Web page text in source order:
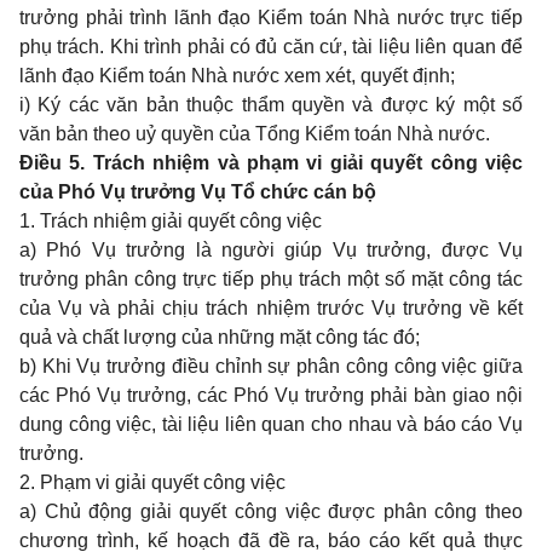
trưởng phải trình lãnh đạo Kiểm toán Nhà nước trực tiếp
phụ trách. Khi trình phải có đủ căn cứ, tài liệu liên quan để
lãnh đạo Kiểm toán Nhà nước xem xét, quyết định;
i) Ký các văn bản thuộc thẩm quyền và được ký một số
văn bản theo uỷ quyền của Tổng Kiểm toán Nhà nước.
Điều 5. Trách nhiệm và phạm vi giải quyết công việc
của Phó Vụ trưởng Vụ Tổ chức cán bộ
1. Trách nhiệm giải quyết công việc
a) Phó Vụ trưởng là người giúp Vụ trưởng, được Vụ
trưởng phân công trực tiếp phụ trách một số mặt công tác
của Vụ và phải chịu trách nhiệm trước Vụ trưởng về kết
quả và chất lượng của những mặt công tác đó;
b) Khi Vụ trưởng điều chỉnh sự phân công công việc giữa
các Phó Vụ trưởng, các Phó Vụ trưởng phải bàn giao nội
dung công việc, tài liệu liên quan cho nhau và báo cáo Vụ
trưởng.
2. Phạm vi giải quyết công việc
a) Chủ động giải quyết công việc được phân công theo
chương trình, kế hoạch đã đề ra, báo cáo kết quả thực